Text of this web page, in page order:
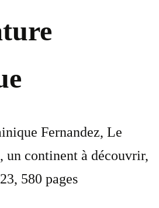
Fernandez, Le
un continent à découvrir,
580 pages